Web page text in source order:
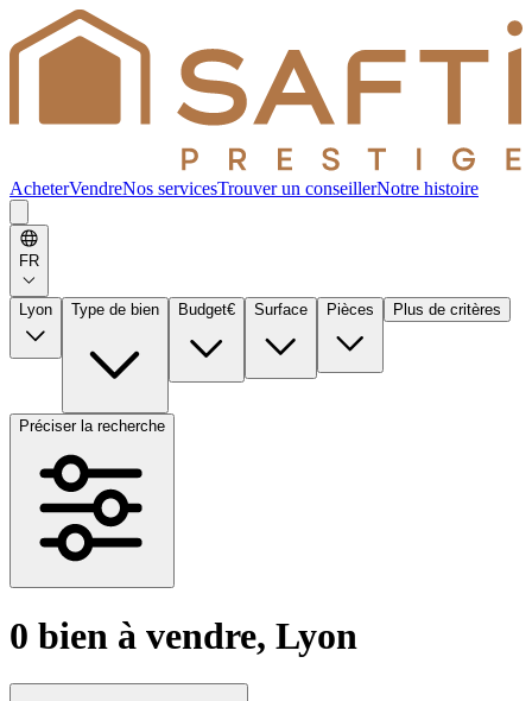
AcheterVendreNos servicesTrouver un conseillerNotre histoire
FR
Lyon Type de bien Budget€ Surface Pièces Plus de critères
Préciser la recherche
0 bien à vendre, Lyon